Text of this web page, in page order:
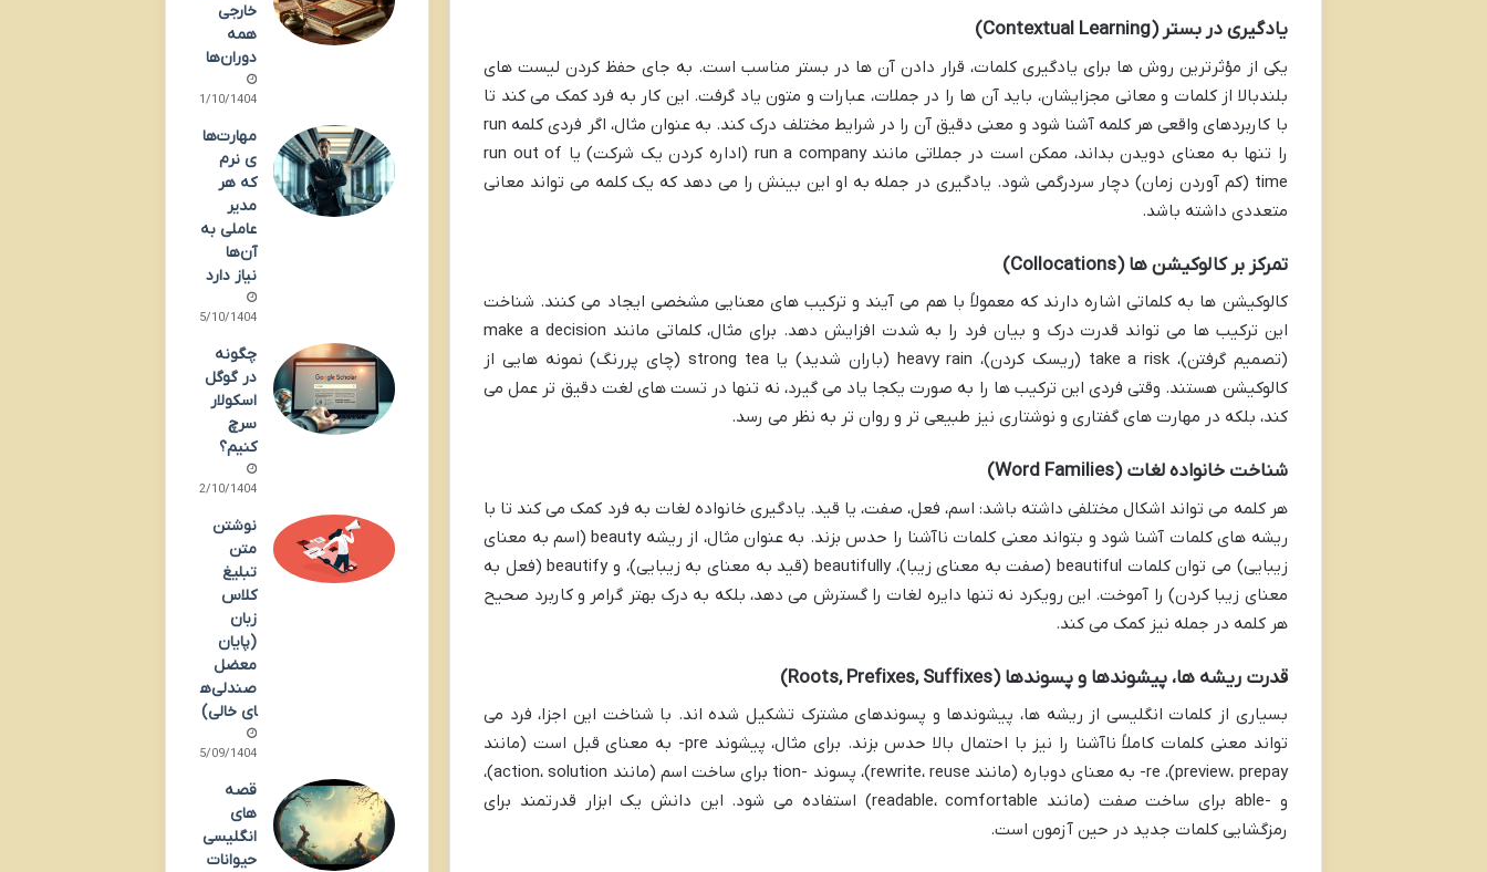
یادگیری در بستر (Contextual Learning)
یکی از مؤثرترین روش ها برای یادگیری کلمات، قرار دادن آن ها در بستر مناسب است. به جای حفظ کردن لیست های
بلندبالا از کلمات و معانی مجزایشان، باید آن ها را در جملات، عبارات و متون یاد گرفت. این کار به فرد کمک می کند تا
با کاربردهای واقعی هر کلمه آشنا شود و معنی دقیق آن را در شرایط مختلف درک کند. به عنوان مثال، اگر فردی کلمه run
را تنها به معنای دویدن بداند، ممکن است در جملاتی مانند run a company (اداره کردن یک شرکت) یا run out of
time (کم آوردن زمان) دچار سردرگمی شود. یادگیری در جمله به او این بینش را می دهد که یک کلمه می تواند معانی
متعددی داشته باشد.
تمرکز بر کالوکیشن ها (Collocations)
کالوکیشن ها به کلماتی اشاره دارند که معمولاً با هم می آیند و ترکیب های معنایی مشخصی ایجاد می کنند. شناخت
این ترکیب ها می تواند قدرت درک و بیان فرد را به شدت افزایش دهد. برای مثال، کلماتی مانند make a decision
(تصمیم گرفتن)، take a risk (ریسک کردن)، heavy rain (باران شدید) یا strong tea (چای پررنگ) نمونه هایی از
کالوکیشن هستند. وقتی فردی این ترکیب ها را به صورت یکجا یاد می گیرد، نه تنها در تست های لغت دقیق تر عمل می
کند، بلکه در مهارت های گفتاری و نوشتاری نیز طبیعی تر و روان تر به نظر می رسد.
شناخت خانواده لغات (Word Families)
هر کلمه می تواند اشکال مختلفی داشته باشد: اسم، فعل، صفت، یا قید. یادگیری خانواده لغات به فرد کمک می کند تا با
ریشه های کلمات آشنا شود و بتواند معنی کلمات ناآشنا را حدس بزند. به عنوان مثال، از ریشه beauty (اسم به معنای
زیبایی) می توان کلمات beautiful (صفت به معنای زیبا)، beautifully (قید به معنای به زیبایی)، و beautify (فعل به
معنای زیبا کردن) را آموخت. این رویکرد نه تنها دایره لغات را گسترش می دهد، بلکه به درک بهتر گرامر و کاربرد صحیح
هر کلمه در جمله نیز کمک می کند.
قدرت ریشه ها، پیشوندها و پسوندها (Roots, Prefixes, Suffixes)
بسیاری از کلمات انگلیسی از ریشه ها، پیشوندها و پسوندهای مشترک تشکیل شده اند. با شناخت این اجزا، فرد می
تواند معنی کلمات کاملاً ناآشنا را نیز با احتمال بالا حدس بزند. برای مثال، پیشوند pre- به معنای قبل است (مانند
preview، prepay)، re- به معنای دوباره (مانند rewrite، reuse)، پسوند -tion برای ساخت اسم (مانند action، solution)،
و -able برای ساخت صفت (مانند readable، comfortable) استفاده می شود. این دانش یک ابزار قدرتمند برای
رمزگشایی کلمات جدید در حین آزمون است.
خارجی
همه
دوران‌ها
21/10/1404
مهارت‌ها
ی نرم
که هر
مدیر
عاملی به
آن‌ها
نیاز دارد
15/10/1404
چگونه
در گوگل
اسکولار
سرچ
کنیم؟
02/10/1404
نوشتن
متن
تبلیغ
کلاس
زبان
(پایان
معضل
صندلی‌ه
ای خالی)
25/09/1404
قصه
های
انگلیسی
حیوانات